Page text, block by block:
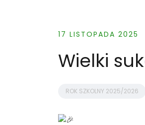
17 LISTOPADA 2025
Wielki
ROK SZKOLNY 2025/2026